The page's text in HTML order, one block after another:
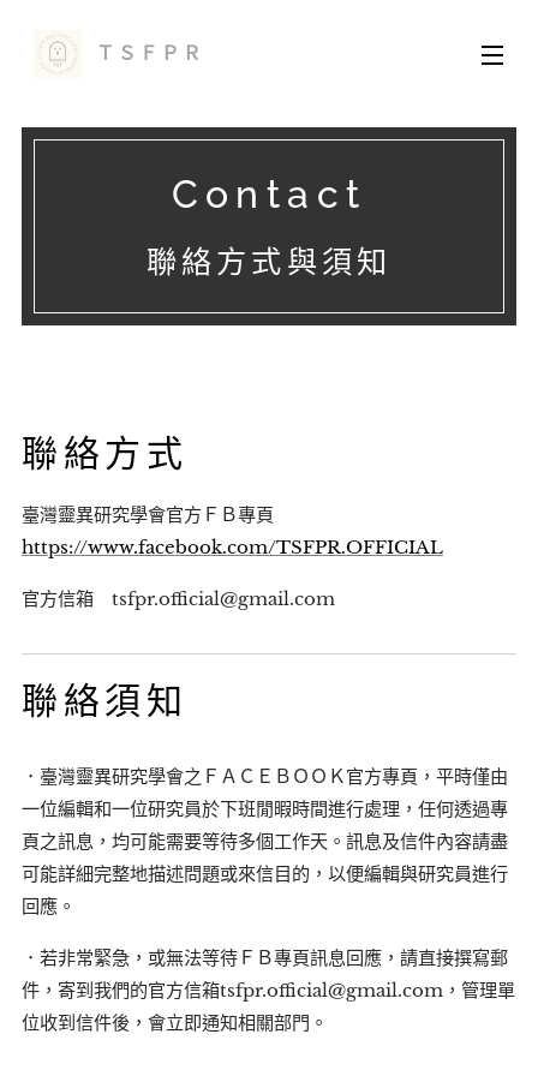
ＴＳＦＰＲ
Contact
聯絡方式與須知
聯絡方式
臺灣靈異研究學會官方ＦＢ專頁
https://www.facebook.com/TSFPR.OFFICIAL
官方信箱 tsfpr.official@gmail.com
聯絡須知
．臺灣靈異研究學會之ＦＡＣＥＢＯＯＫ官方專頁，平時僅由
一位編輯和一位研究員於下班閒暇時間進行處理，任何透過專
頁之訊息，均可能需要等待多個工作天。訊息及信件內容請盡
可能詳細完整地描述問題或來信目的，以便編輯與研究員進行
回應。
．若非常緊急，或無法等待ＦＢ專頁訊息回應，請直接撰寫郵
件，寄到我們的官方信箱tsfpr.official@gmail.com，管理單
位收到信件後，會立即通知相關部門。